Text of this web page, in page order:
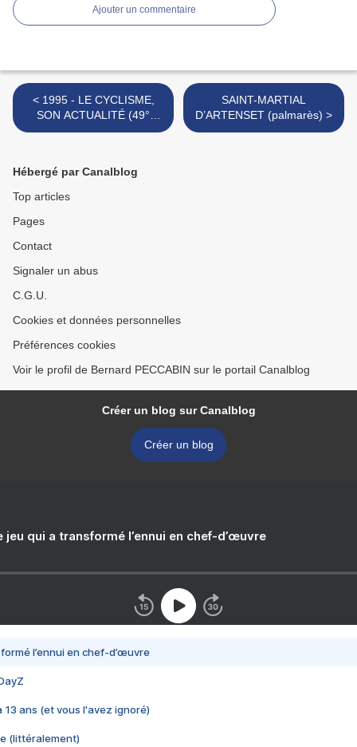
Ajouter un commentaire
< 1995 - LE CYCLISME,
SON ACTUALITÉ (49°
semaine de la saison)
SAINT-MARTIAL
D’ARTENSET (palmarès) >
Hébergé par Canalblog
Top articles
Pages
Contact
Signaler un abus
C.G.U.
Cookies et données personnelles
Préférences cookies
Voir le profil de Bernard PECCABIN sur le portail Canalblog
Créer un blog sur Canalblog
Créer un blog
jeu qui a transformé l’ennui en chef-d’œuvre
l’ennui en chef-d’œuvre
13 ans (et vous l'avez ignoré)
(littéralement)